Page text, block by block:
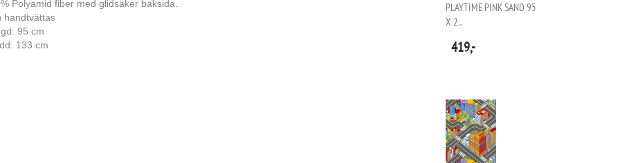
Polyamid fiber med glidsäker baksida.
handtvättas
95 cm
133 cm
PLAYTIME PINK SAND 95
X 2..
419,-